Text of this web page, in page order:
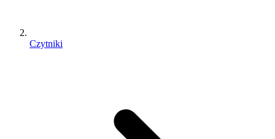
Czytniki